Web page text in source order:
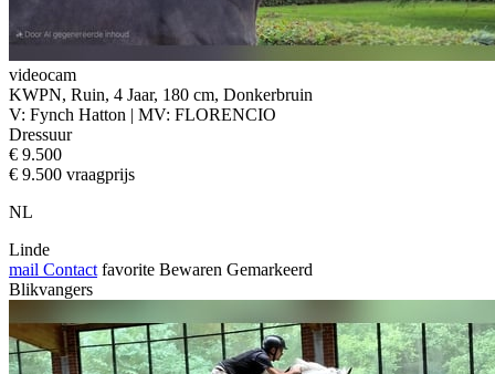
videocam
KWPN, Ruin, 4 Jaar, 180 cm, Donkerbruin
V: Fynch Hatton | MV: FLORENCIO
Dressuur
€ 9.500
€ 9.500 vraagprijs
NL
Linde
mail Contact favorite Bewaren Gemarkeerd
Blikvangers